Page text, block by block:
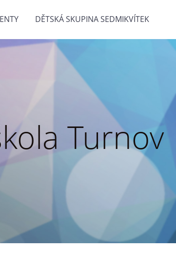
DĚTSKÁ SKUPINA SEDMIKVÍTEK
Turnov